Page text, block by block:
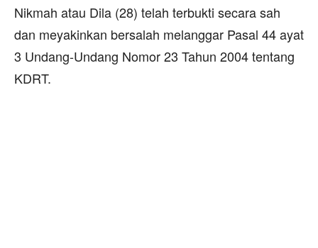
Nikmah atau Dila (28) telah terbukti secara sah
dan meyakinkan bersalah melanggar Pasal 44 ayat
3 Undang-Undang Nomor 23 Tahun 2004 tentang
KDRT.